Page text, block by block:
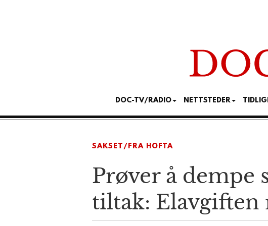
DOC-TV/RADIO NETTSTEDER
SAKSET/FRA HOFTA
Prøver å
tiltak: Elavgiften